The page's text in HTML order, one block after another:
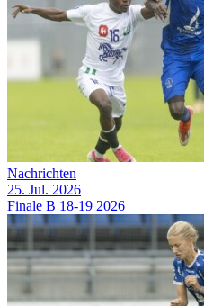
Nachrichten
25. Jul. 2026
Finale B 18-19 2026